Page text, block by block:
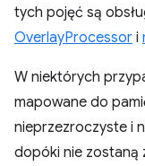
tych pojęć są
OverlayProcessor i
W niektórych
mapowane do
nieprzezroczyste i
dopóki nie zostaną